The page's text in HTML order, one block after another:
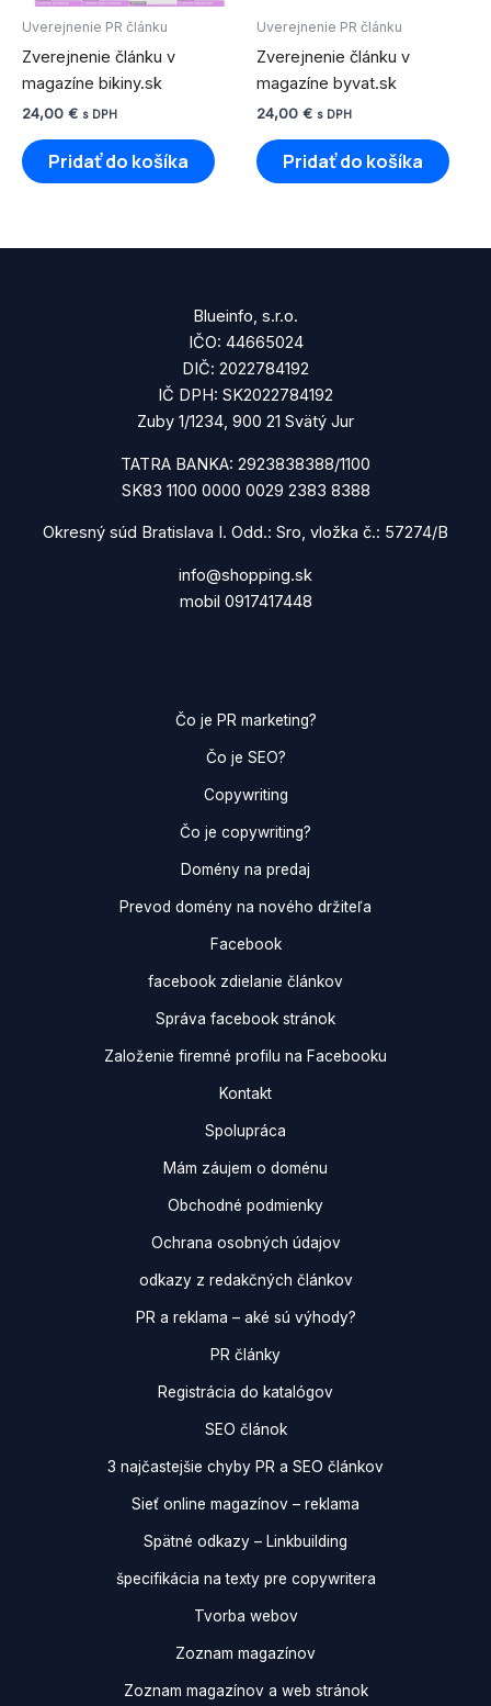
Uverejnenie PR článku
Zverejnenie článku v
magazíne bikiny.sk
24,00 € s DPH
Pridať do košíka
Uverejnenie PR článku
Zverejnenie článku v
magazíne byvat.sk
24,00 € s DPH
Pridať do košíka
Blueinfo, s.r.o.
IČO: 44665024
DIČ: 2022784192
IČ DPH: SK2022784192
Zuby 1/1234, 900 21 Svätý Jur
TATRA BANKA: 2923838388/1100
SK83 1100 0000 0029 2383 8388
Okresný súd Bratislava I. Odd.: Sro, vložka č.: 57274/B
info@shopping.sk
mobil 0917417448
Čo je PR marketing?
Čo je SEO?
Copywriting
Čo je copywriting?
Domény na predaj
Prevod domény na nového držiteľa
Facebook
facebook zdielanie článkov
Správa facebook stránok
Založenie firemné profilu na Facebooku
Kontakt
Spolupráca
Mám záujem o doménu
Obchodné podmienky
Ochrana osobných údajov
odkazy z redakčných článkov
PR a reklama – aké sú výhody?
PR články
Registrácia do katalógov
SEO článok
3 najčastejšie chyby PR a SEO článkov
Sieť online magazínov – reklama
Spätné odkazy – Linkbuilding
špecifikácia na texty pre copywritera
Tvorba webov
Zoznam magazínov
Zoznam magazínov a web stránok